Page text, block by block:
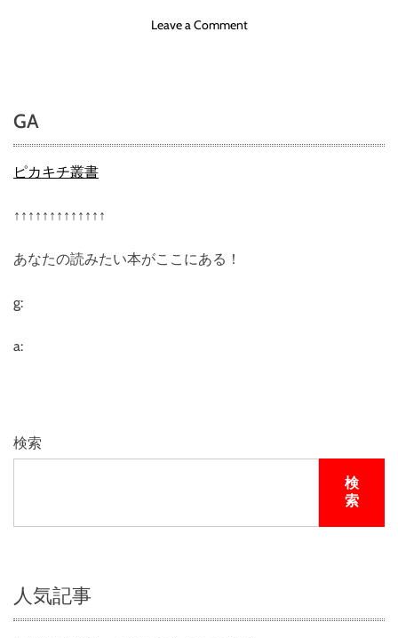
Leave a Commento
場
質
GA
ピカキチ叢書
↑↑↑↑↑↑↑↑↑↑↑↑↑
あなたの読みたい本がここにある！
g:
a:
検索
検
索
人気記事